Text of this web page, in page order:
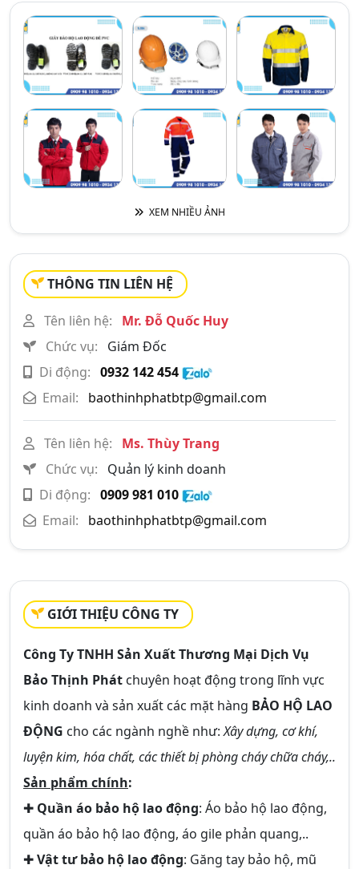
XEM NHIỀU ẢNH
THÔNG TIN LIÊN HỆ
Tên liên hệ:
Mr. Đỗ Quốc Huy
Chức vụ:
Giám Đốc
Di động: 0932 142 454
Email:
baothinhphatbtp@gmail.com
Tên liên hệ:
Ms. Thùy Trang
Chức vụ:
Quản lý kinh doanh
Di động: 0909 981 010
Email:
baothinhphatbtp@gmail.com
GIỚI THIỆU CÔNG TY
Công Ty TNHH Sản Xuất Thương Mại Dịch Vụ
Bảo Thịnh Phát chuyên hoạt động trong lĩnh vực
kinh doanh và sản xuất các mặt hàng BẢO HỘ LAO
ĐỘNG cho các ngành nghề như:Xây dựng, cơ khí,
luyện kim, hóa chất, các thiết bị phòng cháy chữa cháy,..
Sản phẩm chính:
✚ Quần áo bảo hộ lao động: Áo bảo hộ lao động,
quần áo bảo hộ lao động, áo gile phản quang,..
✚Vật tư bảo hộ lao động: Găng tay bảo hộ, mũ